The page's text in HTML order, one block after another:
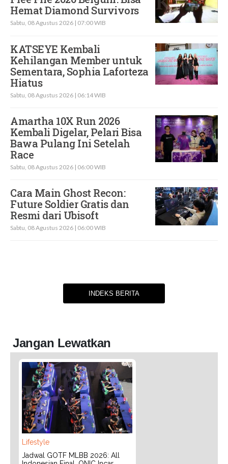
Hemat Diamond Survivors
Sabtu, 08 Agustus 2026 | 07:00 WIB
KATSEYE Kembali
Kehilangan Member untuk
Sementara, Sophia Laforteza
Hiatus
Sabtu, 08 Agustus 2026 | 06:14 WIB
Amartha 10X Run 2026
Kembali Digelar, Pelari Bisa
Bawa Pulang Ini Setelah
Race
Sabtu, 08 Agustus 2026 | 06:00 WIB
Cara Main Ghost Recon:
Future Soldier Gratis dan
Resmi dari Ubisoft
Sabtu, 08 Agustus 2026 | 06:00 WIB
INDEKS BERITA
Jangan Lewatkan
Lifestyle
Jadwal GOTF MLBB 2026: All